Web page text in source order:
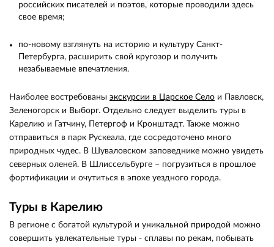
российских писателей и поэтов, которые проводили здесь
свое время;
по-новому взглянуть на историю и культуру Санкт-
Петербурга, расширить свой кругозор и получить
незабываемые впечатления.
Наиболее востребованы экскурсии в Царское Село и Павловск,
Зеленогорск и Выборг. Отдельно следует выделить туры в
Карелию и Гатчину, Петергоф и Кронштадт. Также можно
отправиться в парк Рускеала, где сосредоточено много
природных чудес. В Шуваловском заповеднике можно увидеть
северных оленей. В Шлиссельбурге – погрузиться в прошлое
фортификации и очутиться в эпохе уездного города.
Туры в Карелию
В регионе с богатой культурой и уникальной природой можно
совершить увлекательные туры - сплавы по рекам, побывать